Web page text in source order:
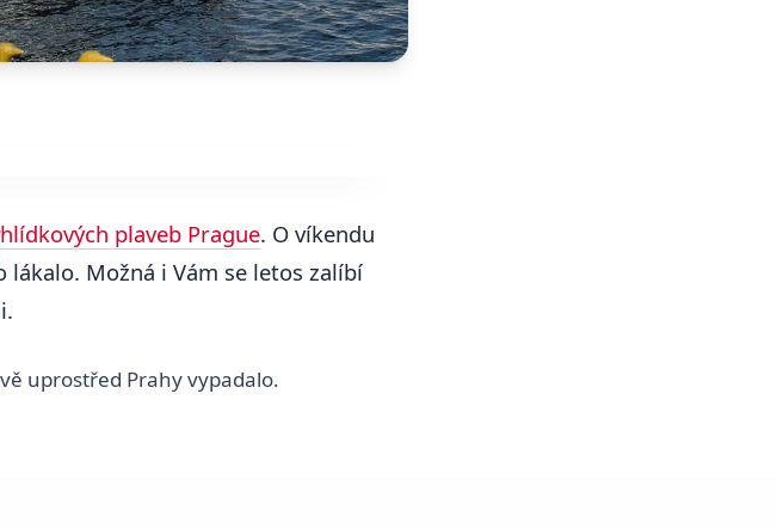
plaveb Prague. O víkendu
Možná i Vám se letos zalíbí
uprostřed Prahy vypadalo.